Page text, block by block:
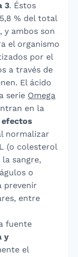
3. Éstos
% del total
y ambos son
el organismo
por el
a través de
El ácido
serie Omega
en la
efectos
normalizar
(o colesterol
sangre,
o
prevenir
entre
fuente
y
el